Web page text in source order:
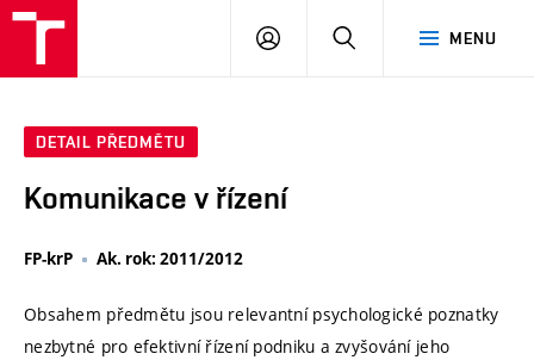
MENU
PŘIHLÁSIT
DETAIL PŘEDMĚTU
Komunikace v řízení
FP-krP Ak. rok: 2011/2012
Obsahem předmětu jsou relevantní psychologické poznatky
nezbytné pro efektivní řízení podniku a zvyšování jeho